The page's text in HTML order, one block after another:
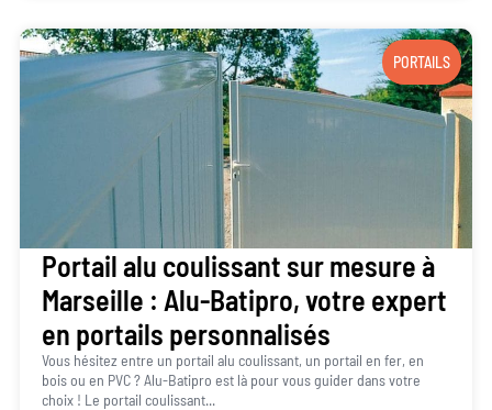
PORTAILS
Portail alu coulissant sur mesure à
Marseille : Alu-Batipro, votre expert
en portails personnalisés
Vous hésitez entre un portail alu coulissant, un portail en fer, en
bois ou en PVC ? Alu-Batipro est là pour vous guider dans votre
choix ! Le portail coulissant...